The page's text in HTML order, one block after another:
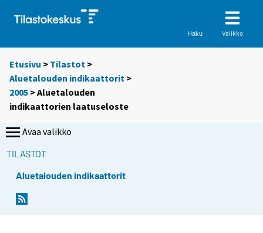
Haku Valikko
Etusivu > Tilastot >
Aluetalouden indikaattorit >
2005 > Aluetalouden
indikaattorien laatuseloste
Avaa valikko
TILASTOT
Aluetalouden indikaattorit